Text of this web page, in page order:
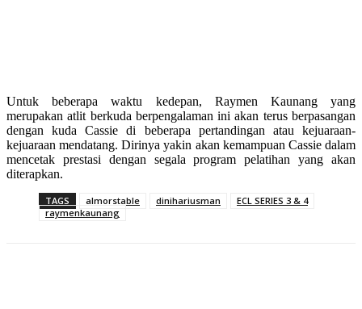
Untuk beberapa waktu kedepan, Raymen Kaunang yang
merupakan atlit berkuda berpengalaman ini akan terus berpasangan
dengan kuda Cassie di beberapa pertandingan atau kejuaraan-
kejuaraan mendatang. Dirinya yakin akan kemampuan Cassie dalam
mencetak prestasi dengan segala program pelatihan yang akan
diterapkan.
TAGS almorstable dinihariusman
ECL SERIES 3 & 4
raymenkaunang